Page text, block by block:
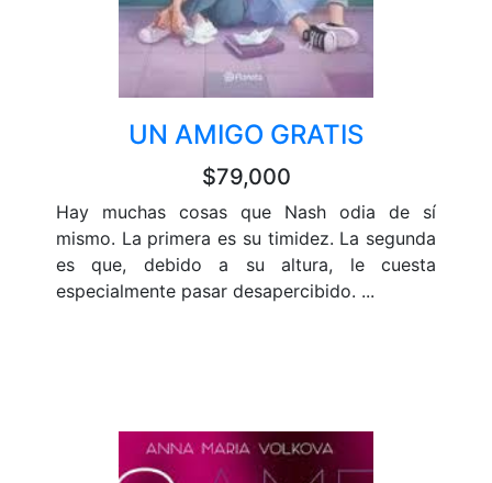
UN AMIGO GRATIS
$79,000
Hay muchas cosas que Nash odia de sí
mismo. La primera es su timidez. La segunda
es que, debido a su altura, le cuesta
especialmente pasar desapercibido. ...